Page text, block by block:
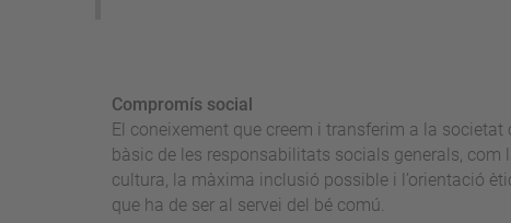
Compromís social
El coneixement que creem i transferim a la societat
bàsic de les responsabilitats socials generals, com
cultura, la màxima inclusió possible i l’orientació
que ha de ser al servei del bé comú.